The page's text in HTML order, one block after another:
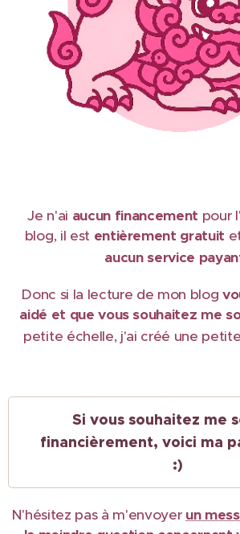
Je n'ai aucun financement pour
blog, il est entièrement gratuit
aucun service
Donc si la lecture de mon blog
aidé et que vous souhaitez me
petite échelle, j'ai créé une
Si vous souhaitez me
financièrement, voici ma
:)
N'hésitez pas à m'envoyer un